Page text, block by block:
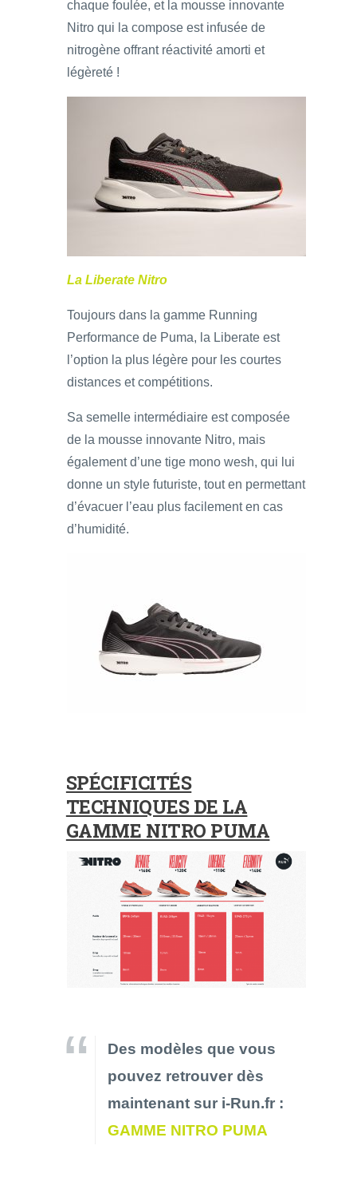
chaque foulée, et la mousse innovante
Nitro qui la compose est infusée de
nitrogène offrant réactivité amorti et
légèreté !
La Liberate Nitro
Toujours dans la gamme Running
Performance de Puma, la Liberate est
l’option la plus légère pour les courtes
distances et compétitions.
Sa semelle intermédiaire est composée
de la mousse innovante Nitro, mais
également d’une tige mono wesh, qui lui
donne un style futuriste, tout en permettant
d’évacuer l’eau plus facilement en cas
d’humidité.
SPÉCIFICITÉS
TECHNIQUES DE LA
GAMME NITRO PUMA
Des modèles que vous
pouvez retrouver dès
maintenant sur i-Run.fr :
GAMME NITRO PUMA